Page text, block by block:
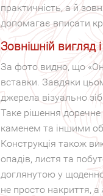
практичність, а й
допомагає вписати
Зовнішній вигляд
За фото видно, що
вставки. Завдяки
джерела візуально
Таке рішення
каменем та іншими
Конструкція також
опадів, листя та
доглянутою у
не просто накриття,